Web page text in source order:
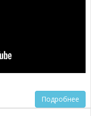
Подробнее